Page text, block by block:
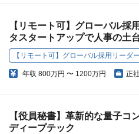
【リモート可】グローバル採
タスタートアップで人事の土
年収 800万円 〜 1200万円 正
【役員秘書】革新的な量子コ
ディープテック